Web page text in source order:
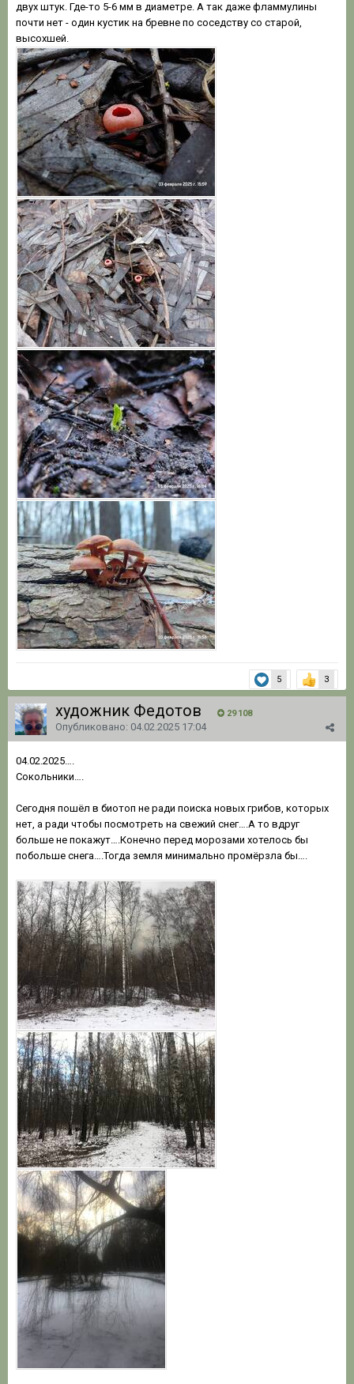
двух штук. Где-то 5-6 мм в диаметре. А так даже фламмулины
почти нет - один кустик на бревне по соседству со старой,
высохшей.
5 3
художник Федотов 29 108
Опубликовано: 04.02.2025 17:04
04.02.2025….
Сокольники….
Сегодня пошёл в биотоп не ради поиска новых грибов, которых
нет, а ради чтобы посмотреть на свежий снег….А то вдруг
больше не покажут….Конечно перед морозами хотелось бы
побольше снега….Тогда земля минимально промёрзла бы….